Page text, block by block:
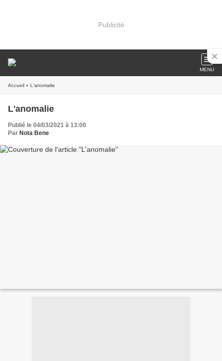
Publicité
MENU
Accueil » L'anomalie
L'anomalie
Publié le 04/03/2021 à 13:00
Par Nota Bene